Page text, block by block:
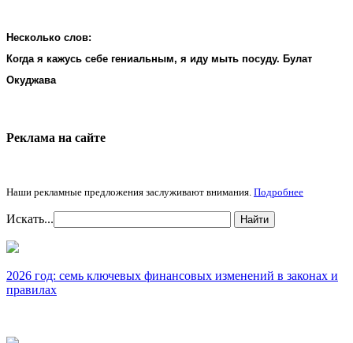
Несколько слов:
Когда я кажусь себе гениальным, я иду мыть посуду. Булат
Окуджава
Реклама на cайте
Наши рекламные предложения заслуживают внимания. Подробнее
Искать... Найти
2026 год: семь ключевых финансовых изменений в законах и
правилах